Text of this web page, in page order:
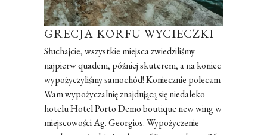
GRECJA KORFU WYCIECZKI
Słuchajcie, wszystkie miejsca zwiedziliśmy
najpierw quadem, później skuterem, a na koniec
wypożyczyliśmy samochód! Koniecznie polecam
Wam wypożyczalnię znajdującą się niedaleko
hotelu Hotel Porto Demo boutique new wing w
miejscowości Ag. Georgios. Wypożyczenie